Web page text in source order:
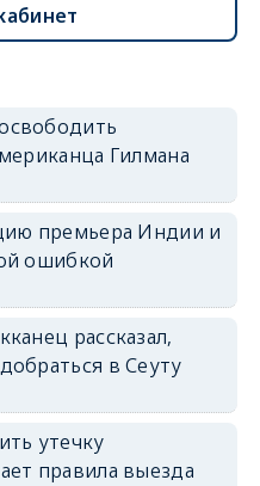
Гилмана
премьера Индии и
ошибкой
рассказал,
в Сеуту
утечку
правила выезда